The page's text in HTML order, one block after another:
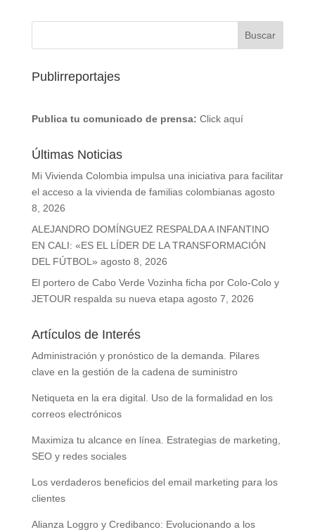
Publirreportajes
Publica tu comunicado de prensa: Click aquí
Últimas Noticias
Mi Vivienda Colombia impulsa una iniciativa para facilitar
el acceso a la vivienda de familias colombianas agosto
8, 2026
ALEJANDRO DOMÍNGUEZ RESPALDA A INFANTINO
EN CALI: «ES EL LÍDER DE LA TRANSFORMACIÓN
DEL FÚTBOL» agosto 8, 2026
El portero de Cabo Verde Vozinha ficha por Colo-Colo y
JETOUR respalda su nueva etapa agosto 7, 2026
Artículos de Interés
Administración y pronóstico de la demanda. Pilares
clave en la gestión de la cadena de suministro
Netiqueta en la era digital. Uso de la formalidad en los
correos electrónicos
Maximiza tu alcance en línea. Estrategias de marketing,
SEO y redes sociales
Los verdaderos beneficios del email marketing para los
clientes
Alianza Loggro y Credibanco: Evolucionando a los